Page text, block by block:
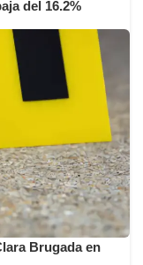
del 16.2%
Brugada en